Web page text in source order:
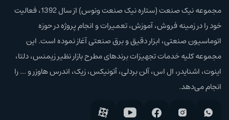
مجموعه نیک صنعت (ستاره نیک صنعت ونوس) از سال 1392، فعالیت
خود را در زمینه فروش، آموزش،‌ تعمیرات و انجام پروژه در حوزه
اتوماسیون صنعتی، ابزار دقیق و برق صنعتی آغاز نموده است. این
مجموعه کلیه خدمات تجهیزات برند‌های مطرح بازار نظیر زیمنس، دلتا،
اینوت، اشنایدر، ال اس، آلن بردلی، آتونیکس، زیک، اندرس هاوزر و ... را
انجام می‌دهد.